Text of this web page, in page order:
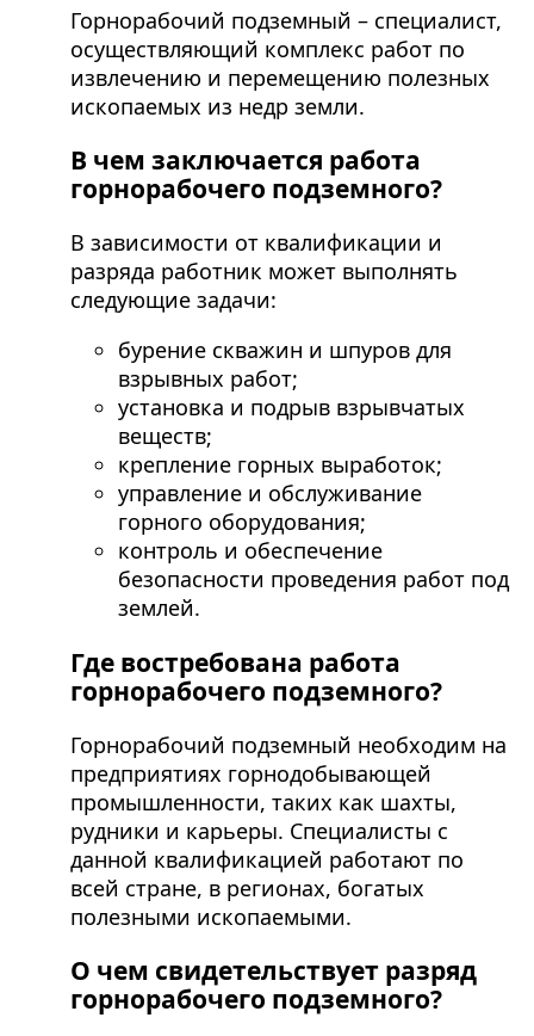
Горнорабочий подземный – специалист,
осуществляющий комплекс работ по
извлечению и перемещению полезных
ископаемых из недр земли.
В чем заключается работа
горнорабочего подземного?
В зависимости от квалификации и
разряда работник может выполнять
следующие задачи:
бурение скважин и шпуров для
взрывных работ;
установка и подрыв взрывчатых
веществ;
крепление горных выработок;
управление и обслуживание
горного оборудования;
контроль и обеспечение
безопасности проведения работ под
землей.
Где востребована работа
горнорабочего подземного?
Горнорабочий подземный необходим на
предприятиях горнодобывающей
промышленности, таких как шахты,
рудники и карьеры. Специалисты с
данной квалификацией работают по
всей стране, в регионах, богатых
полезными ископаемыми.
О чем свидетельствует разряд
горнорабочего подземного?